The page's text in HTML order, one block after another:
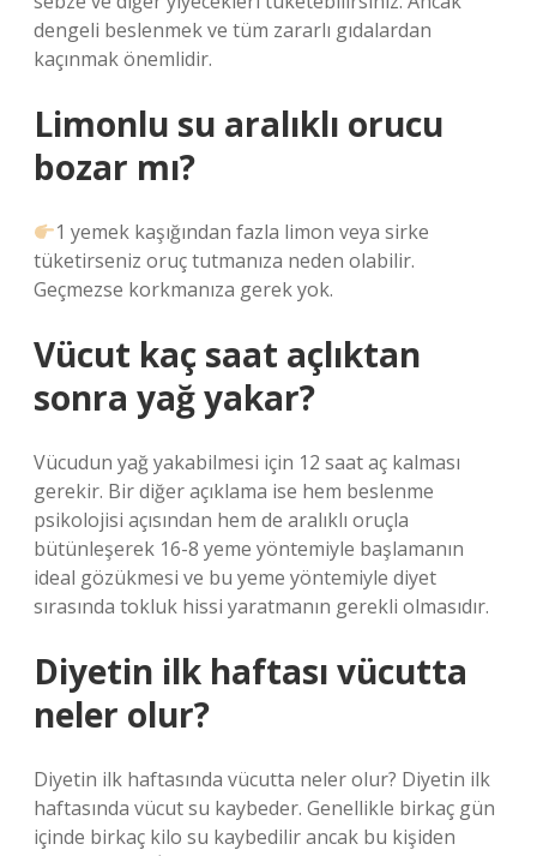
dengeli beslenmek ve tüm zararlı gıdalardan
kaçınmak önemlidir.
Limonlu su aralıklı orucu
bozar mı?
1 yemek kaşığından fazla limon veya sirke
tüketirseniz oruç tutmanıza neden olabilir.
Geçmezse korkmanıza gerek yok.
Vücut kaç saat açlıktan
sonra yağ yakar?
Vücudun yağ yakabilmesi için 12 saat aç kalması
gerekir. Bir diğer açıklama ise hem beslenme
psikolojisi açısından hem de aralıklı oruçla
bütünleşerek 16-8 yeme yöntemiyle başlamanın
ideal gözükmesi ve bu yeme yöntemiyle diyet
sırasında tokluk hissi yaratmanın gerekli olmasıdır.
Diyetin ilk haftası vücutta
neler olur?
Diyetin ilk haftasında vücutta neler olur? Diyetin ilk
haftasında vücut su kaybeder. Genellikle birkaç gün
içinde birkaç kilo su kaybedilir ancak bu kişiden